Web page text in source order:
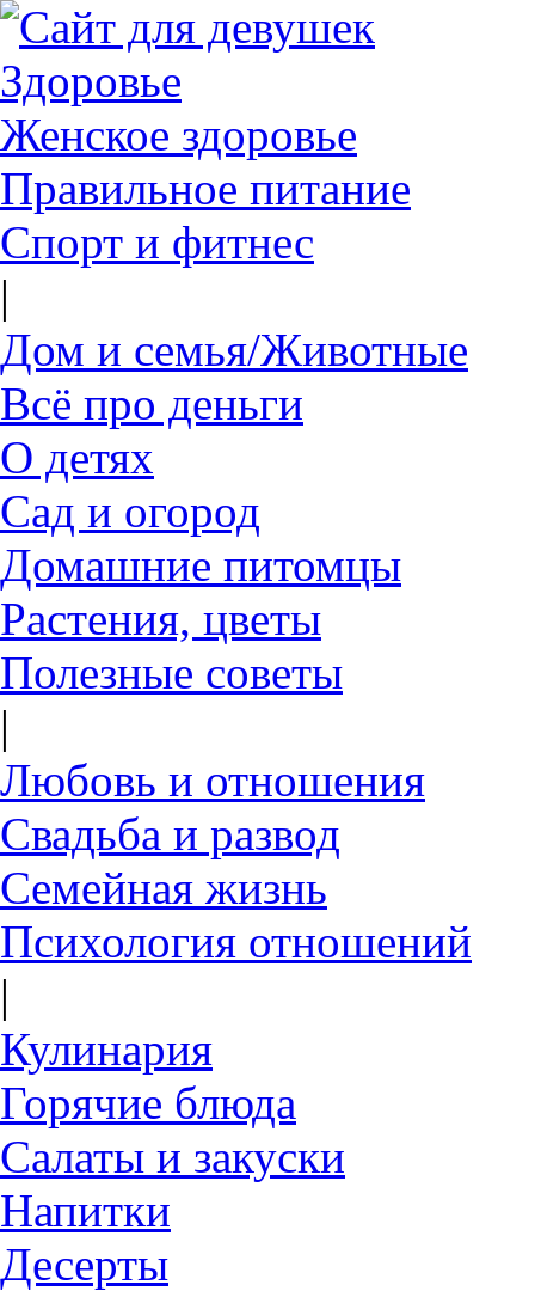
Здоровье
Женское здоровье
Правильное питание
Спорт и фитнес
|
Дом и семья/Животные
Всё про деньги
О детях
Сад и огород
Домашние питомцы
Растения, цветы
Полезные советы
|
Любовь и отношения
Свадьба и развод
Семейная жизнь
Психология отношений
|
Кулинария
Горячие блюда
Салаты и закуски
Напитки
Десерты